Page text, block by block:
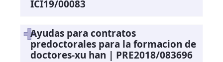
ICI19/00083
Ayudas para contratos
predoctorales para la formacion de
doctores-xu han | PRE2018/083696